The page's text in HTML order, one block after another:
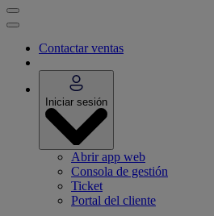
Contactar ventas
Iniciar sesión
Abrir app web
Consola de gestión
Ticket
Portal del cliente